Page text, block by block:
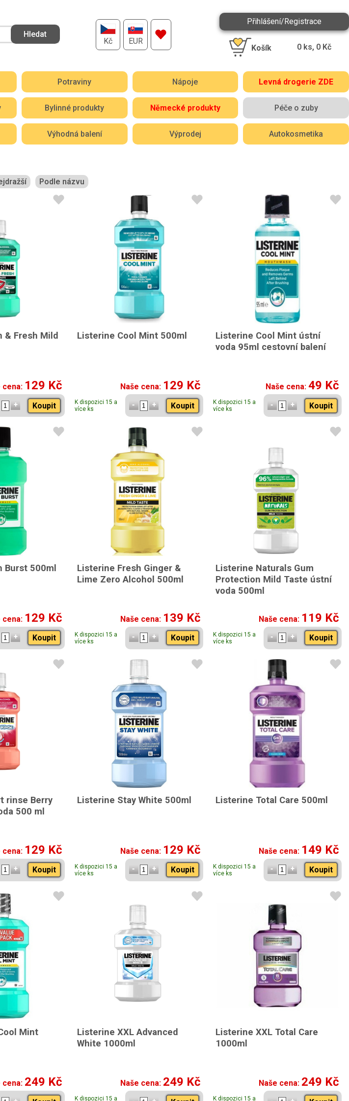
Kč EUR
Přihlášení/Registrace
Košík 0 ks, 0 Kč
Potraviny Nápoje Levná drogerie ZDE
Bylinné produkty Německé produkty Péče o zuby
Výhodná balení Výprodej Autokosmetika
Podle názvu
& Fresh Mild
cena: 129 Kč
Koupit
Listerine Cool Mint 500ml
Naše cena: 129 Kč
K dispozici 15 a
více ks
Koupit
Listerine Cool Mint ústní
voda 95ml cestovní balení
Naše cena: 49 Kč
K dispozici 15 a
více ks
Koupit
Burst 500ml
cena: 129 Kč
Koupit
Listerine Fresh Ginger &
Lime Zero Alcohol 500ml
Naše cena: 139 Kč
K dispozici 15 a
více ks
Koupit
Listerine Naturals Gum
Protection Mild Taste ústní
voda 500ml
Naše cena: 119 Kč
K dispozici 15 a
více ks
Koupit
rinse Berry
500 ml
cena: 129 Kč
Koupit
Listerine Stay White 500ml
Naše cena: 129 Kč
K dispozici 15 a
více ks
Koupit
Listerine Total Care 500ml
Naše cena: 149 Kč
K dispozici 15 a
více ks
Koupit
Mint
cena: 249 Kč
Listerine XXL Advanced
White 1000ml
Naše cena: 249 Kč
K dispozici 15 a
Listerine XXL Total Care
1000ml
Naše cena: 249 Kč
K dispozici 15 a